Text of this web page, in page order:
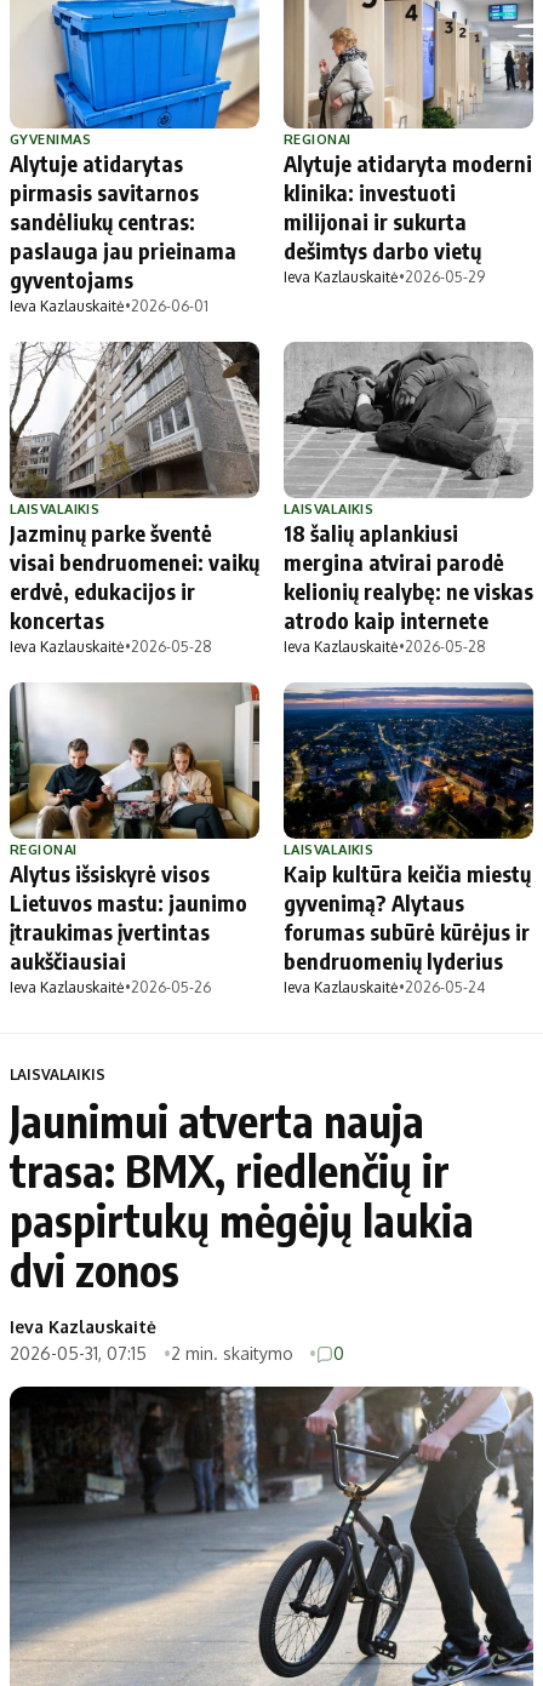
GYVENIMAS
Alytuje atidarytas
pirmasis savitarnos
sandėliukų centras:
paslauga jau prieinama
gyventojams
Ieva Kazlauskaitė•2026-06-01
REGIONAI
Alytuje atidaryta moderni
klinika: investuoti
milijonai ir sukurta
dešimtys darbo vietų
Ieva Kazlauskaitė•2026-05-29
LAISVALAIKIS
Jazminų parke šventė
visai bendruomenei: vaikų
erdvė, edukacijos ir
koncertas
Ieva Kazlauskaitė•2026-05-28
LAISVALAIKIS
18 šalių aplankiusi
mergina atvirai parodė
kelionių realybę: ne viskas
atrodo kaip internete
Ieva Kazlauskaitė•2026-05-28
REGIONAI
Alytus išsiskyrė visos
Lietuvos mastu: jaunimo
įtraukimas įvertintas
aukščiausiai
Ieva Kazlauskaitė•2026-05-26
LAISVALAIKIS
Kaip kultūra keičia miestų
gyvenimą? Alytaus
forumas subūrė kūrėjus ir
bendruomenių lyderius
Ieva Kazlauskaitė•2026-05-24
LAISVALAIKIS
Jaunimui atverta nauja
trasa: BMX, riedlenčių ir
paspirtukų mėgėjų laukia
dvi zonos
Ieva Kazlauskaitė
2026-05-31, 07:15
2 min. skaitymo 0